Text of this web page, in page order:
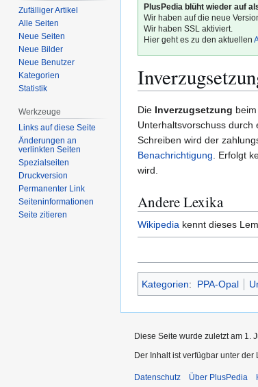
PlusPedia blüht wieder auf
Wir haben auf die neue
Wir haben SSL aktiviert.
Hier geht es zu den aktuellen
Zur
Navigation
springen
Zur
Suche
springen
Die Inverzugsetzung beim
Unterhaltsvorschuss durch
Schreiben wird der
Benachrichtigung . Erfolgt
wird.
Andere Lexika
Wikipedia kennt dieses
Kategorien: PPA-Opal
Zufälliger Artikel
Alle Seiten
Neue Seiten
Neue Bilder
Neue Benutzer
Kategorien
Statistik
Werkzeuge
Links auf diese Seite
Änderungen an
verlinkten Seiten
Spezialseiten
Druckversion
Permanenter Link
Seiten­­informationen
Seite zitieren
Diese Seite wurde zuletzt am 1.
Der Inhalt ist verfügbar unter der
Datenschutz Über PlusPedia